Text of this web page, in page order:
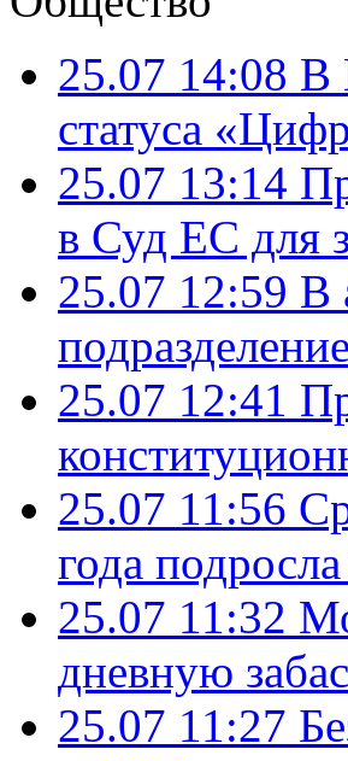
25.07 14:08 В
статуса
25.07 13:14
в Суд ЕС для
25.07 12:59 В
подразделение
25.07 12:41
25.07 11:56
года
25.07 11:32
дневную
25.07 11:27